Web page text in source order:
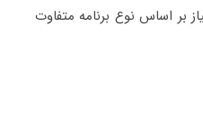
بر اساس نوع برنامه متفاوت